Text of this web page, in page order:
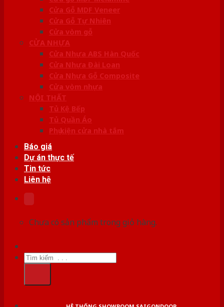
Cửa Gỗ MDF Veneer
Cửa Gỗ Tự Nhiên
Cửa vòm gỗ
CỬA NHỰA
Cửa Nhựa ABS Hàn Quốc
Cửa Nhựa Đài Loan
Cửa Nhựa Gỗ Composite
Cửa vòm nhựa
NỘI THẤT
Tủ Kệ Bếp
Tủ Quần Áo
Phụ kiện cửa nhà tắm
Báo giá
Dự án thực tế
Tin tức
Liên hệ
Chưa có sản phẩm trong giỏ hàng.
Tìm
kiếm: